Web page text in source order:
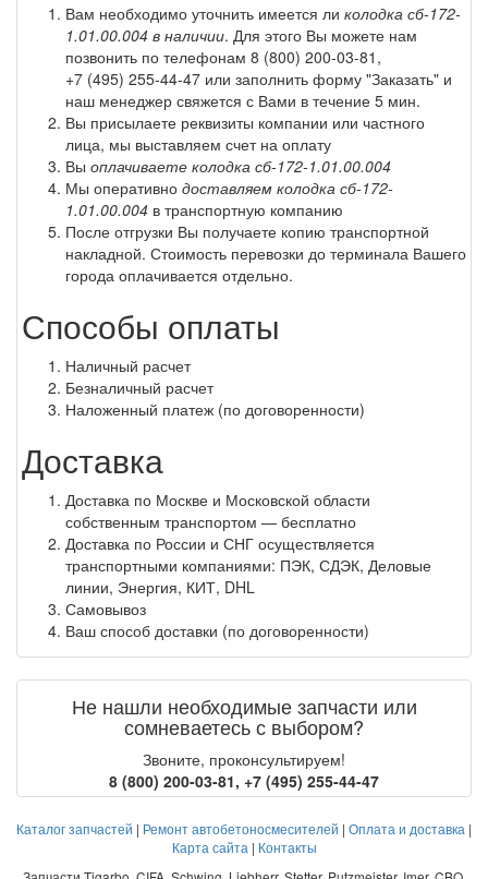
Вам необходимо уточнить имеется ли колодка сб-172-
1.01.00.004 в наличии. Для этого Вы можете нам
позвонить по телефонам 8 (800) 200-03-81 ,
+7 (495) 255-44-47 или заполнить форму "Заказать" и
наш менеджер свяжется с Вами в течение 5 мин.
Вы присылаете реквизиты компании или частного
лица, мы выставляем счет на оплату
Вы оплачиваете колодка сб-172-1.01.00.004
Мы оперативно доставляем колодка сб-172-
1.01.00.004 в транспортную компанию
После отгрузки Вы получаете копию транспортной
накладной. Стоимость перевозки до терминала Вашего
города оплачивается отдельно.
Способы оплаты
Наличный расчет
Безналичный расчет
Наложенный платеж (по договоренности)
Доставка
Доставка по Москве и Московской области
собственным транспортом — бесплатно
Доставка по России и СНГ осуществляется
транспортными компаниями: ПЭК, СДЭК, Деловые
линии, Энергия, КИТ, DHL
Самовывоз
Ваш способ доставки (по договоренности)
Не нашли необходимые запчасти или
сомневаетесь с выбором?
Звоните, проконсультируем!
8 (800) 200-03-81, +7 (495) 255-44-47
Каталог запчастей | Ремонт автобетоносмесителей | Оплата и доставка |
Карта сайта | Контакты